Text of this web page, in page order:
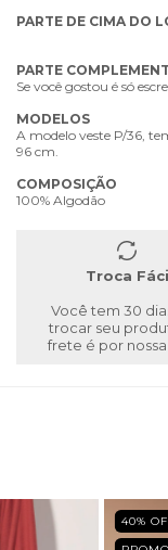
PARTE DE CIMA DO
PARTE
Se você gostou é só
MODELOS
A modelo veste P/36,
96 cm.
COMPOSIÇÃO
100% Algodão
Troca
Você tem 30
trocar seu
frete é por
40%